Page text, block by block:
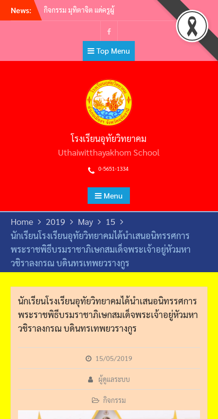
Skip
to
News:
หลักชัย
กิจกรรมอ.ท.ว. เกมส์ (U.T.W.
วันไหว้ครู ประจำปีการศึกษา
ต้อนรับคณะศึกษาดูงาน คณะผู้
สหวิทยาเขตประโคนชัย
พิธีถวายราชสักการะวันพ่อขุน
รามคำแหงมหาราช และวัน
ยุทธหัตถีสมเด็จพระนเรศวร
Top Menu
โรงเรียนอุทัยวิทยาคม
Uthaiwitthayakhom School
0-5651-1334
Menu
Home 2019 May
15
นักเรียนโรงเรียนอุทัยวิทยาคมได้นำเสนอนิทรรศการ
พระราชพิธีบรมราชาภิเษกสมเด็จพระเจ้าอยู่หัวมหา
วชิราลงกรณ บดินทรเทพยวรางกูร
นักเรียนโรงเรียนอุทัยวิทยาคมได้นำเสนอนิทรรศการ
พระราชพิธีบรมราชาภิเษกสมเด็จพระเจ้าอยู่หัวมหา
วชิราลงกรณ บดินทรเทพยวรางกูร
15/05/2019
ผู้ดูแลระบบ
กิจกรรม